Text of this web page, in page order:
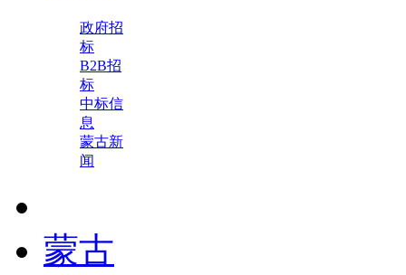
政府招
标
B2B招
标
中标信
息
蒙古新
闻
蒙古